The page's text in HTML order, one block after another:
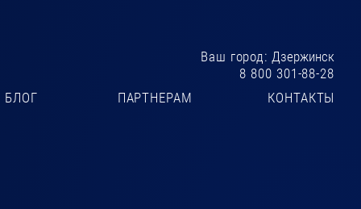
Ваш город: Дзержинск
8 800 301-88-28
БЛОГ
ПАРТНЕРАМ КОНТАКТЫ